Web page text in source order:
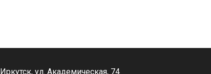
Иркутск, ул. Академическая, 74